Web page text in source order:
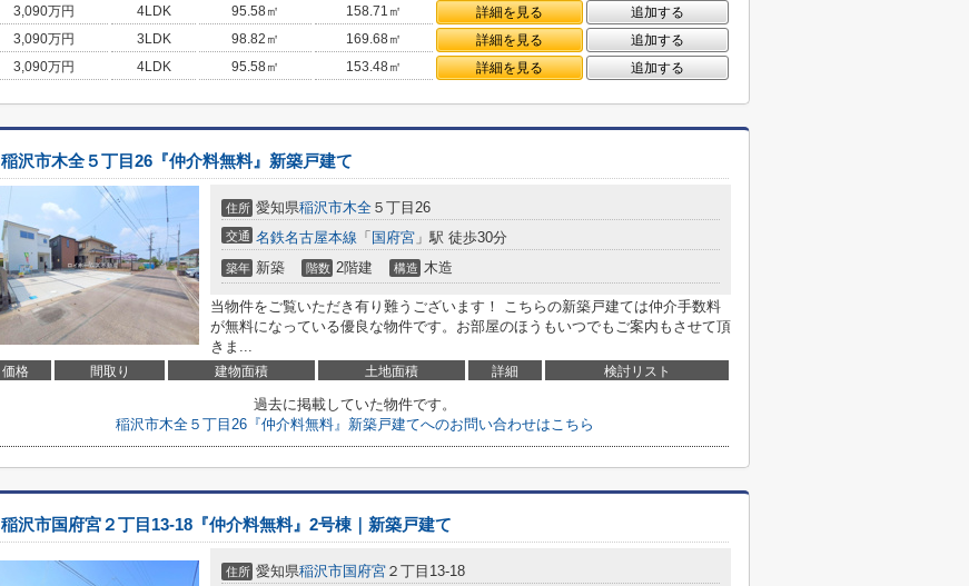
3,090万円 4LDK 95.58㎡ 158.71㎡ 詳細を見る
追加する
3,090万円 3LDK 98.82㎡ 169.68㎡ 詳細を見る
追加する
3,090万円 4LDK 95.58㎡ 153.48㎡ 詳細を見る 追加する
稲沢市木全５丁目26『仲介料無料』新築戸建て
住所 愛知県稲沢市木全 ５丁目26
交通 名鉄名古屋本線 「 国府宮 」駅 徒歩30分
築年 新築 階数 2階建 構造 木造
当物件をご覧いただき有り難うございます！ こちらの新築戸建ては仲介手数料
が無料になっている優良な物件です。お部屋のほうもいつでもご案内もさせて頂
きま...
価格 間取り 建物面積 土地面積 詳細 検討リスト
過去に掲載していた物件です。
稲沢市木全５丁目26『仲介料無料』新築戸建てへのお問い合わせはこちら
稲沢市国府宮２丁目13-18『仲介料無料』2号棟｜新築戸建て
住所 愛知県稲沢市国府宮 ２丁目13-18